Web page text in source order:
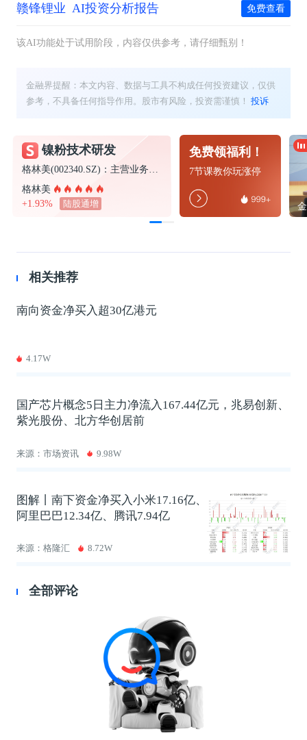
赣锋锂业 AI投资分析报告 免费查看
该AI功能处于试用阶段，内容仅供参考，请仔细甄别！
金融界提醒：本文内容、数据与工具不构成任何投资建议，仅供
参考，不具备任何指导作用。股市有风险，投资需谨慎！投诉
镍粉技术研发
格林美(002340.SZ)：主营业务暂未涉及MLCC用纳米级镍粉的制造
格林美
+1.93%
陆股通增
免费领福利！
7节课教你玩涨停
相关推荐
南向资金净买入超30亿港元
4.17W
国产芯片概念5日主力净流入167.44亿元，兆易创新、
紫光股份、北方华创居前
来源：市场资讯 9.98W
图解丨南下资金净买入小米17.16亿、
阿里巴巴12.34亿、腾讯7.94亿
来源：格隆汇 8.72W
全部评论